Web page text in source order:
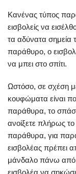
Κανένας τύπος
εισβολείς να
τα αδύνατα σημεία
παράθυρο, ο
να μπει στο σπίτι.
Ωστόσο, σε σχέση
κουφώματα είναι
παράθυρα, το
ανοίξετε πλήρως
παράθυρα, για
εισβολέας πρέπει
μάνδαλο πάνω από
εισβολέα να